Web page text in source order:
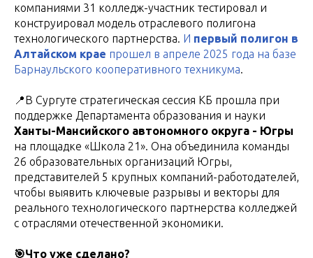
компаниями 31 колледж-участник тестировал и
конструировал модель отраслевого полигона
технологического партнерства. И первый полигон в
Алтайском крае прошел в апреле 2025 года на базе
Барнаульского кооперативного техникума.
📍В Сургуте стратегическая сессия КБ прошла при
поддержке Департамента образования и науки
Ханты-Мансийского автономного округа - Югры
на площадке «Школа 21». Она объединила команды
26 образовательных организаций Югры,
представителей 5 крупных компаний-работодателей,
чтобы выявить ключевые разрывы и векторы для
реального технологического партнерства колледжей
с отраслями отечественной экономики.
🎯Что уже сделано?